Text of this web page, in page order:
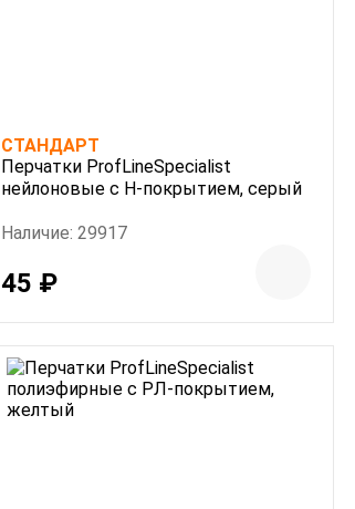
СТАНДАРТ
Перчатки ProfLineSpecialist
нейлоновые с Н-покрытием, серый
Наличие: 29917
45 ₽